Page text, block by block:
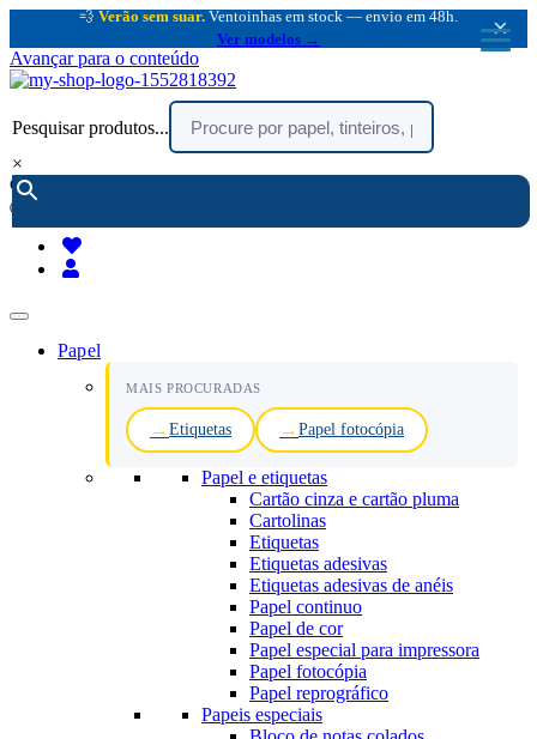
💨 Verão sem suar. Ventoinhas em stock — envio em 48h.
Ver modelos →
×
Avançar para o conteúdo
Pesquisar produtos...
×
encomendar por telefone :
(chamada rede fixa nacional)
Papel
MAIS PROCURADAS
Etiquetas Papel fotocópia
Papel e etiquetas
Cartão cinza e cartão pluma
Cartolinas
Etiquetas
Etiquetas adesivas
Etiquetas adesivas de anéis
Papel continuo
Papel de cor
Papel especial para impressora
Papel fotocópia
Papel reprográfico
Papeis especiais